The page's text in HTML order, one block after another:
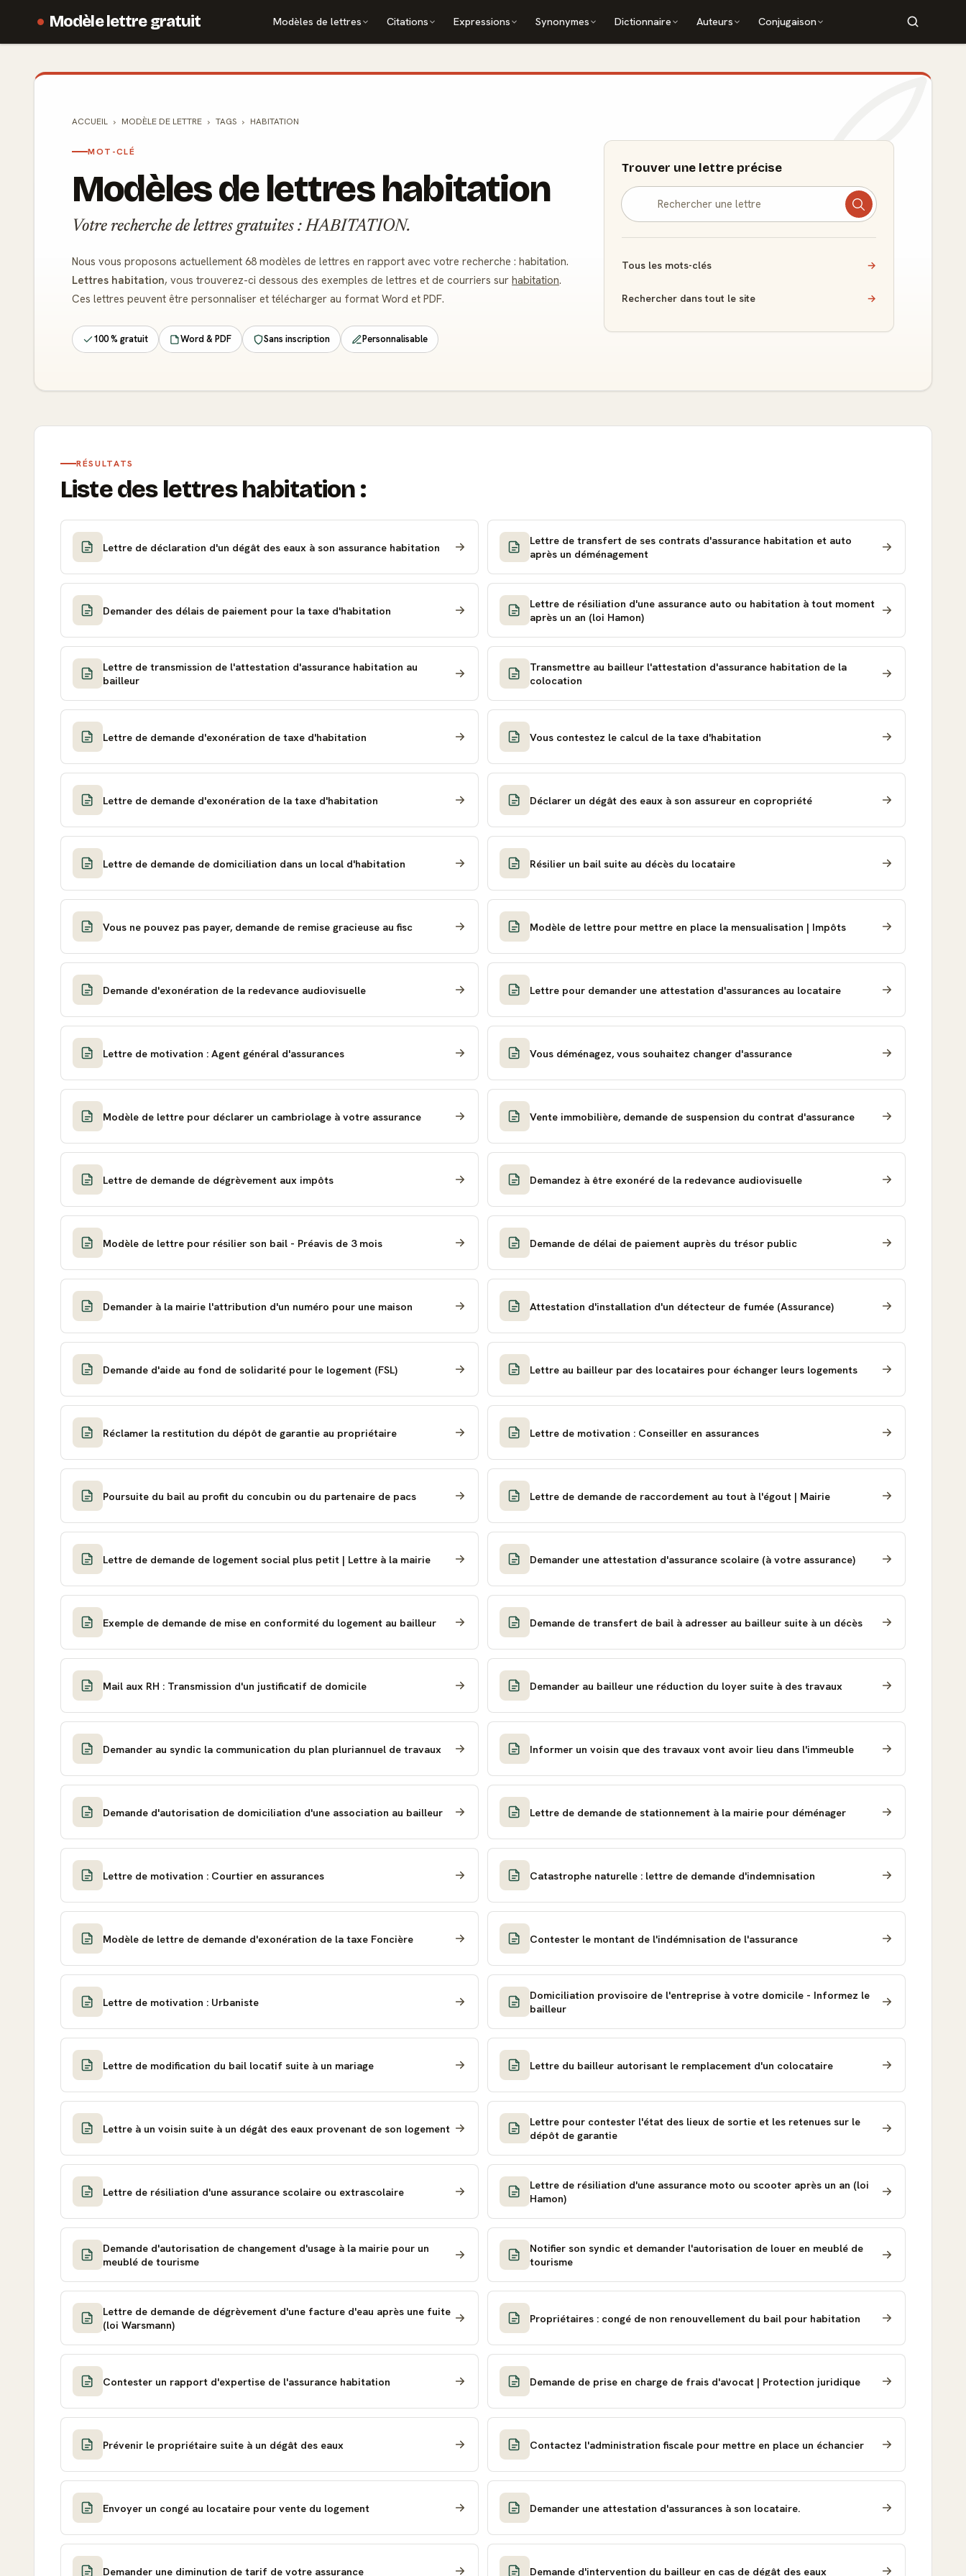
Modèle lettre gratuit Modèles de lettres Citations Expressions Synonymes Dictionnaire Auteurs Conjugaison
ACCUEIL MODÈLE DE LETTRE TAGS HABITATION
MOT-CLÉ
Modèles de lettres habitation
Votre recherche de lettres gratuites : HABITATION.
Nous vous proposons actuellement 68 modèles de lettres en rapport avec votre recherche : habitation.
Lettres habitation, vous trouverez-ci dessous des exemples de lettres et de courriers sur habitation.
Ces lettres peuvent être personnaliser et télécharger au format Word et PDF.
100 % gratuit Word & PDF Sans inscription Personnalisable
Trouver une lettre précise
Tous les mots-clés →
Rechercher dans tout le site →
RÉSULTATS
Liste des lettres habitation :
Lettre de déclaration d'un dégât des eaux à son assurance habitation
Lettre de transfert de ses contrats d'assurance habitation et auto
après un déménagement
Demander des délais de paiement pour la taxe d'habitation
Lettre de résiliation d'une assurance auto ou habitation à tout moment
après un an (loi Hamon)
Lettre de transmission de l'attestation d'assurance habitation au
bailleur
Transmettre au bailleur l'attestation d'assurance habitation de la
colocation
Lettre de demande d'exonération de taxe d'habitation Vous contestez le calcul de la taxe d'habitation
Lettre de demande d'exonération de la taxe d'habitation Déclarer un dégât des eaux à son assureur en copropriété
Lettre de demande de domiciliation dans un local d'habitation Résilier un bail suite au décès du locataire
Vous ne pouvez pas payer, demande de remise gracieuse au fisc Modèle de lettre pour mettre en place la mensualisation | Impôts
Demande d'exonération de la redevance audiovisuelle Lettre pour demander une attestation d'assurances au locataire
Lettre de motivation : Agent général d'assurances Vous déménagez, vous souhaitez changer d'assurance
Modèle de lettre pour déclarer un cambriolage à votre assurance Vente immobilière, demande de suspension du contrat d'assurance
Lettre de demande de dégrèvement aux impôts Demandez à être exonéré de la redevance audiovisuelle
Modèle de lettre pour résilier son bail - Préavis de 3 mois Demande de délai de paiement auprès du trésor public
Demander à la mairie l'attribution d'un numéro pour une maison Attestation d'installation d'un détecteur de fumée (Assurance)
Demande d'aide au fond de solidarité pour le logement (FSL) Lettre au bailleur par des locataires pour échanger leurs logements
Réclamer la restitution du dépôt de garantie au propriétaire Lettre de motivation : Conseiller en assurances
Poursuite du bail au profit du concubin ou du partenaire de pacs Lettre de demande de raccordement au tout à l'égout | Mairie
Lettre de demande de logement social plus petit | Lettre à la mairie Demander une attestation d'assurance scolaire (à votre assurance)
Exemple de demande de mise en conformité du logement au bailleur Demande de transfert de bail à adresser au bailleur suite à un décès
Mail aux RH : Transmission d'un justificatif de domicile Demander au bailleur une réduction du loyer suite à des travaux
Demander au syndic la communication du plan pluriannuel de travaux Informer un voisin que des travaux vont avoir lieu dans l'immeuble
Demande d'autorisation de domiciliation d'une association au bailleur Lettre de demande de stationnement à la mairie pour déménager
Lettre de motivation : Courtier en assurances Catastrophe naturelle : lettre de demande d'indemnisation
Modèle de lettre de demande d'exonération de la taxe Foncière Contester le montant de l'indémnisation de l'assurance
Lettre de motivation : Urbaniste
Domiciliation provisoire de l'entreprise à votre domicile - Informez le
bailleur
Lettre de modification du bail locatif suite à un mariage Lettre du bailleur autorisant le remplacement d'un colocataire
Lettre à un voisin suite à un dégât des eaux provenant de son logement
Lettre pour contester l'état des lieux de sortie et les retenues sur le
dépôt de garantie
Lettre de résiliation d'une assurance scolaire ou extrascolaire
Lettre de résiliation d'une assurance moto ou scooter après un an (loi
Hamon)
Demande d'autorisation de changement d'usage à la mairie pour un
meublé de tourisme
Notifier son syndic et demander l'autorisation de louer en meublé de
tourisme
Lettre de demande de dégrèvement d'une facture d'eau après une fuite
(loi Warsmann)
Propriétaires : congé de non renouvellement du bail pour habitation
Contester un rapport d'expertise de l'assurance habitation Demande de prise en charge de frais d'avocat | Protection juridique
Prévenir le propriétaire suite à un dégât des eaux Contactez l'administration fiscale pour mettre en place un échancier
Envoyer un congé au locataire pour vente du logement Demander une attestation d'assurances à son locataire.
Demander une diminution de tarif de votre assurance Demande d'intervention du bailleur en cas de dégât des eaux